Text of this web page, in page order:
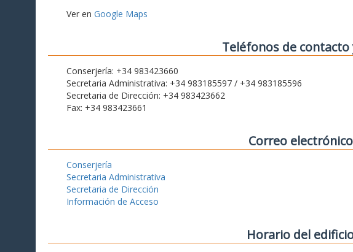
Ver en Google Maps
Teléfonos de contacto
Conserjería: +34 983423660
Secretaria Administrativa: +34 983185597 / +34 983185596
Secretaria de Dirección: +34 983423662
Fax: +34 983423661
Correo electrónico
Conserjería
Secretaria Administrativa
Secretaria de Dirección
Información de Acceso
Horario del